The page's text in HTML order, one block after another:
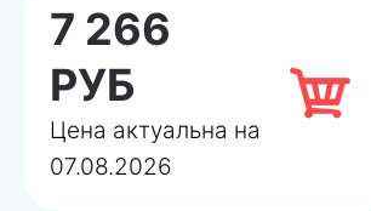
7 266
РУБ
Цена актуальна на
07.08.2026